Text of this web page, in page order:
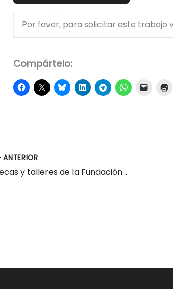
Por favor, para solicitar este trabajo
Compártelo:
ANTERIOR
Becas y talleres de la Fundación Botín